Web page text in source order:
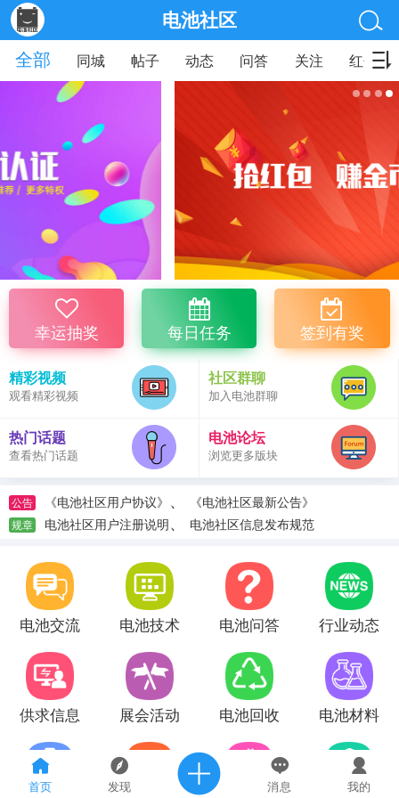
首页 发现 消息 我的
电池社区
全部
同城 帖子 动态 问答 关注 红包
幸运抽奖 每日任务 签到有奖
精彩视频
观看精彩视频
社区群聊
加入电池群聊
热门话题
查看热门话题
电池论坛
浏览更多版块
公告 《电池社区用户协议》 、 《电池社区最新公告》
规章 电池社区用户注册说明、 电池社区信息发布规范
电池交流 电池技术 电池问答 行业动态
供求信息 展会活动 电池回收 电池材料